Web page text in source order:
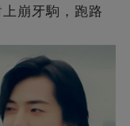
崩牙駒，跑路